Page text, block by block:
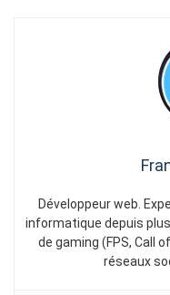
Développeur web.
informatique depuis
de gaming (FPS, Call
réseaux